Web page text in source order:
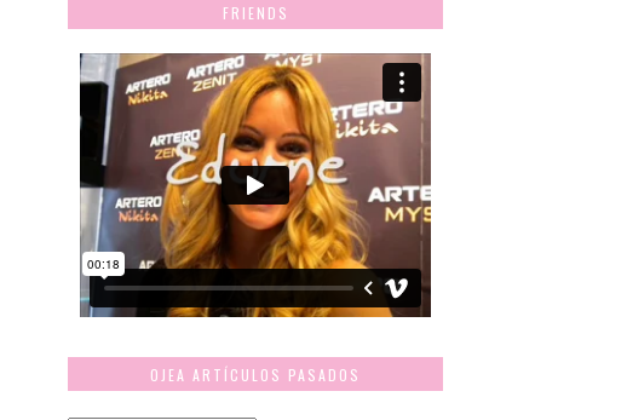
FRIENDS
OJEA ARTÍCULOS PASADOS